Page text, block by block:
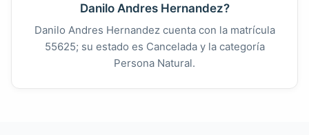
Danilo Andres Hernandez?
Danilo Andres Hernandez cuenta con la matrícula
55625; su estado es Cancelada y la categoría
Persona Natural.